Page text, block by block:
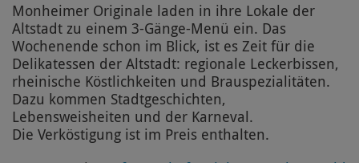
Monheimer Originale laden in ihre Lokale der
Altstadt zu einem 3-Gänge-Menü ein. Das
Wochenende schon im Blick, ist es Zeit für die
Delikatessen der Altstadt: regionale Leckerbissen,
rheinische Köstlichkeiten und Brauspezialitäten.
Dazu kommen Stadtgeschichten,
Lebensweisheiten und der Karneval.
Die Verköstigung ist im Preis enthalten.